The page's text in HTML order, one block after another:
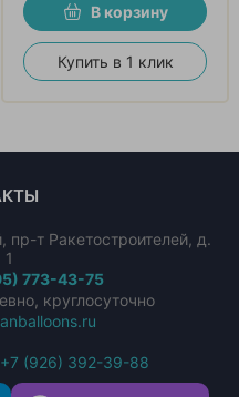
В корзину
Купить в 1 клик
, пр-т Ракетостроителей, д.
1
773-43-75
круглосуточно
+7 (926) 392-39-88